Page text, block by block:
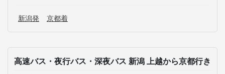
新潟発 京都着
高速バス・夜行バス・深夜バス 新潟 上越から京都行き